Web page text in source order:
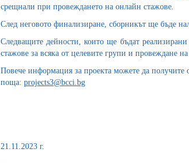
срещнали при провеждането на онлайн стажове.
След неговото финализиране, сборникът ще бъде
Следващите дейности, които ще бъдат
стажове за всяка от целевите групи и провеждане
Повече информация за проекта можете да
поща: projects3@bcci.bg
21.11.2023 г.